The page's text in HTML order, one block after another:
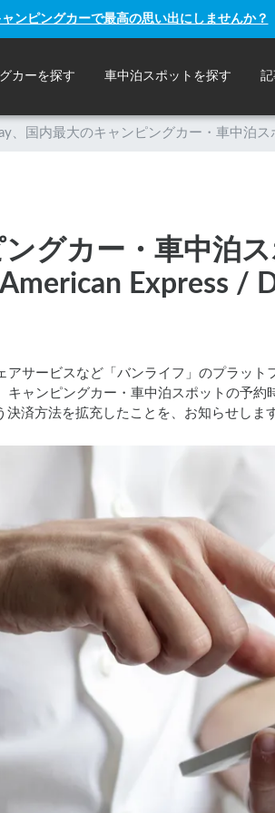
ンピングカーで最高の思い出にしませんか？
カーを探す 車中泊スポットを探す
、国内最大のキャンピングカー・車中泊
グカー・車中泊
Express /
サービスなど「バンライフ」のプラット
キャンピングカー・車中泊スポットの予
済方法を拡充したことを、お知らせしま